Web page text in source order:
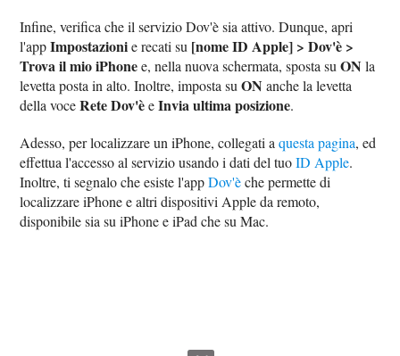
Infine, verifica che il servizio Dov'è sia attivo. Dunque, apri
l'appImpostazionie recati su [nome ID Apple] > Dov'è >
Trova il mio iPhonee, nella nuova schermata, sposta suON la
levetta posta in alto. Inoltre, imposta suON anche la levetta
della voceRete Dov'èeInvia ultima posizione.
Adesso, per localizzare un iPhone, collegati aquesta pagina, ed
effettua l'accesso al servizio usando i dati del tuoID Apple.
Inoltre, ti segnalo che esiste l'appDov'èche permette di
localizzare iPhone e altri dispositivi Apple da remoto,
disponibile sia su iPhone e iPad che su Mac.